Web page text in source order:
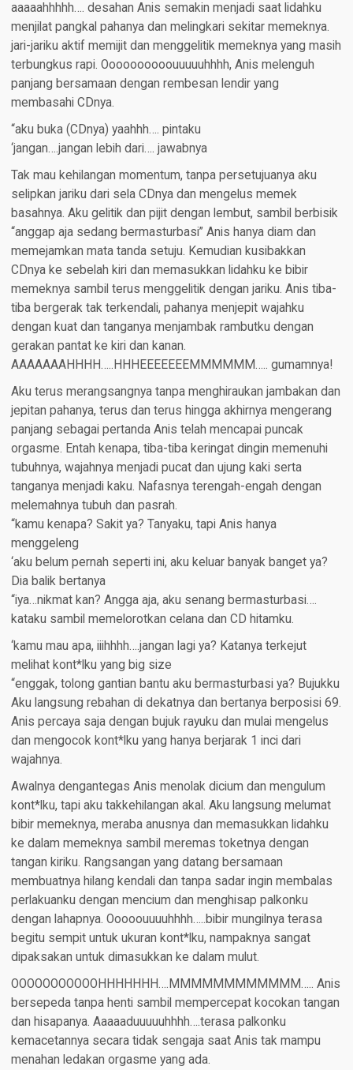
aaaaahhhhh…. desahan Anis semakin menjadi saat lidahku
menjilat pangkal pahanya dan melingkari sekitar memeknya.
jari-jariku aktif memijit dan menggelitik memeknya yang masih
terbungkus rapi. Oooooooooouuuuuhhhh, Anis melenguh
panjang bersamaan dengan rembesan lendir yang
membasahi CDnya.
“aku buka (CDnya) yaahhh…. pintaku
‘jangan….jangan lebih dari…. jawabnya
Tak mau kehilangan momentum, tanpa persetujuanya aku
selipkan jariku dari sela CDnya dan mengelus memek
basahnya. Aku gelitik dan pijit dengan lembut, sambil berbisik
“anggap aja sedang bermasturbasi” Anis hanya diam dan
memejamkan mata tanda setuju. Kemudian kusibakkan
CDnya ke sebelah kiri dan memasukkan lidahku ke bibir
memeknya sambil terus menggelitik dengan jariku. Anis tiba-
tiba bergerak tak terkendali, pahanya menjepit wajahku
dengan kuat dan tanganya menjambak rambutku dengan
gerakan pantat ke kiri dan kanan.
AAAAAAAHHHH…..HHHEEEEEEEMMMMMM….. gumamnya!
Aku terus merangsangnya tanpa menghiraukan jambakan dan
jepitan pahanya, terus dan terus hingga akhirnya mengerang
panjang sebagai pertanda Anis telah mencapai puncak
orgasme. Entah kenapa, tiba-tiba keringat dingin memenuhi
tubuhnya, wajahnya menjadi pucat dan ujung kaki serta
tanganya menjadi kaku. Nafasnya terengah-engah dengan
melemahnya tubuh dan pasrah.
“kamu kenapa? Sakit ya? Tanyaku, tapi Anis hanya
menggeleng
‘aku belum pernah seperti ini, aku keluar banyak banget ya?
Dia balik bertanya
“iya…nikmat kan? Angga aja, aku senang bermasturbasi….
kataku sambil memelorotkan celana dan CD hitamku.
‘kamu mau apa, iiihhhh….jangan lagi ya? Katanya terkejut
melihat kont*lku yang big size
“enggak, tolong gantian bantu aku bermasturbasi ya? Bujukku
Aku langsung rebahan di dekatnya dan bertanya berposisi 69.
Anis percaya saja dengan bujuk rayuku dan mulai mengelus
dan mengocok kont*lku yang hanya berjarak 1 inci dari
wajahnya.
Awalnya dengantegas Anis menolak dicium dan mengulum
kont*lku, tapi aku takkehilangan akal. Aku langsung melumat
bibir memeknya, meraba anusnya dan memasukkan lidahku
ke dalam memeknya sambil meremas toketnya dengan
tangan kiriku. Rangsangan yang datang bersamaan
membuatnya hilang kendali dan tanpa sadar ingin membalas
perlakuanku dengan mencium dan menghisap palkonku
dengan lahapnya. Ooooouuuuhhhh…..bibir mungilnya terasa
begitu sempit untuk ukuran kont*lku, nampaknya sangat
dipaksakan untuk dimasukkan ke dalam mulut.
OOOOOOOOOOOHHHHHHH….MMMMMMMMMMMM….. Anis
bersepeda tanpa henti sambil mempercepat kocokan tangan
dan hisapanya. Aaaaaduuuuuhhhh….terasa palkonku
kemacetannya secara tidak sengaja saat Anis tak mampu
menahan ledakan orgasme yang ada.